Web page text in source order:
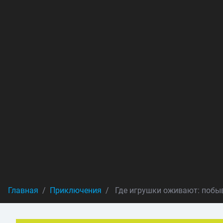
Главная Приключения Где игрушки оживают: